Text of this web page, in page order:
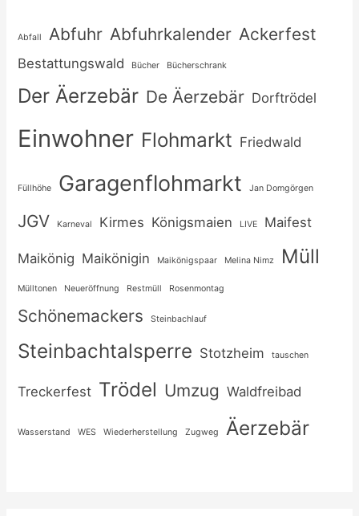
Abfall Abfuhr Abfuhrkalender Ackerfest
Bestattungswald Bücher Bücherschrank
Der Äerzebär De Äerzebär Dorftrödel
Einwohner Flohmarkt Friedwald
Füllhöhe Garagenflohmarkt Jan Domgörgen
JGV Karneval Kirmes Königsmaien LIVE Maifest
Maikönig Maikönigin Maikönigspaar Melina Nimz Müll
Mülltonen Neueröffnung Restmüll Rosenmontag
Schönemackers Steinbachlauf
Steinbachtalsperre Stotzheim tauschen
Treckerfest Trödel Umzug Waldfreibad
Wasserstand WES Wiederherstellung Zugweg Äerzebär